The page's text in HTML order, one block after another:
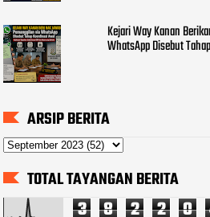
Kejari Way Kanan
WhatsApp Disebut
ARSIP BERITA
TOTAL TAYANGAN BERITA
3 8 2 2 0